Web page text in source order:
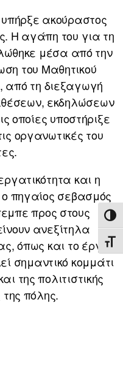
ακούραστος
Η αγάπη του για τη
μέσα από την
του Μαθητικού
από τη διεξαγωγή
εκδηλώσεων
οποίες υποστήριξε
οργανωτικές του
και η
ο πηγαίος σεβασμός
προς στους
ανεξίτηλα
όπως και το έργο
σημαντικό κομμάτι
της πολιτιστικής
πόλης.